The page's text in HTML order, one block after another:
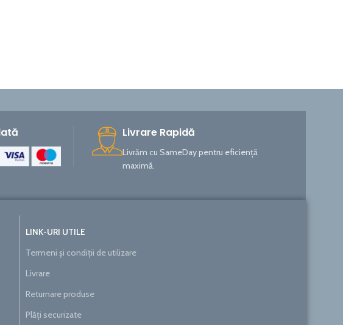
Livrare Rapidă
Livrăm cu SameDay pentru eficiență
maximă.
LINK-URI UTILE
Termeni și condiții de utilizare
Livrare
Returnare produse
Plăți securizate